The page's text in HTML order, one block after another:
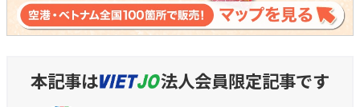
本記事は 法人会員限定記事です